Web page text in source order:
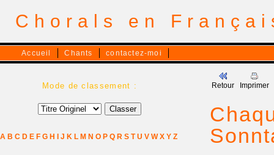
Chorals en
Accueil Chants contactez-moi
Mode de classement :
A B C D E F G H J K L M N O P Q R S T U V W X Y Z
Retour Imprimer